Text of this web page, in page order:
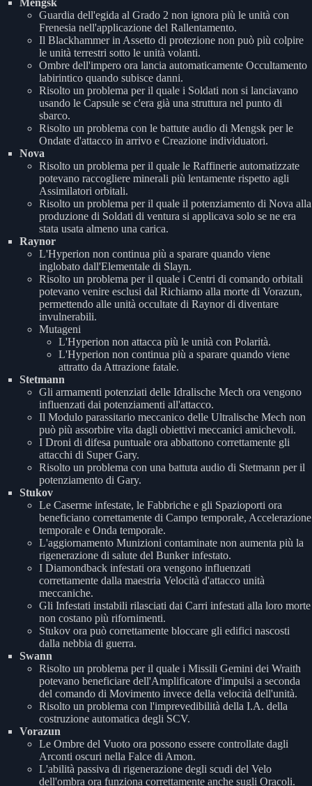
Guardia dell'egida al Grado 2 non ignora più le unità con
Frenesia nell'applicazione del Rallentamento.
Il Blackhammer in Assetto di protezione non può più colpire
le unità terrestri sotto le unità volanti.
Ombre dell'impero ora lancia automaticamente Occultamento
labirintico quando subisce danni.
Risolto un problema per il quale i Soldati non si lanciavano
usando le Capsule se c'era già una struttura nel punto di
sbarco.
Risolto un problema con le battute audio di Mengsk per le
Ondate d'attacco in arrivo e Creazione individuatori.
Nova
Risolto un problema per il quale le Raffinerie automatizzate
potevano raccogliere minerali più lentamente rispetto agli
Assimilatori orbitali.
Risolto un problema per il quale il potenziamento di Nova alla
produzione di Soldati di ventura si applicava solo se ne era
stata usata almeno una carica.
Raynor
L'Hyperion non continua più a sparare quando viene
inglobato dall'Elementale di Slayn.
Risolto un problema per il quale i Centri di comando orbitali
potevano venire esclusi dal Richiamo alla morte di Vorazun,
permettendo alle unità occultate di Raynor di diventare
invulnerabili.
Mutageni
L'Hyperion non attacca più le unità con Polarità.
L'Hyperion non continua più a sparare quando viene
attratto da Attrazione fatale.
Stetmann
Gli armamenti potenziati delle Idralische Mech ora vengono
influenzati dai potenziamenti all'attacco.
Il Modulo parassitario meccanico delle Ultralische Mech non
può più assorbire vita dagli obiettivi meccanici amichevoli.
I Droni di difesa puntuale ora abbattono correttamente gli
attacchi di Super Gary.
Risolto un problema con una battuta audio di Stetmann per il
potenziamento di Gary.
Stukov
Le Caserme infestate, le Fabbriche e gli Spazioporti ora
beneficiano correttamente di Campo temporale, Accelerazione
temporale e Onda temporale.
L'aggiornamento Munizioni contaminate non aumenta più la
rigenerazione di salute del Bunker infestato.
I Diamondback infestati ora vengono influenzati
correttamente dalla maestria Velocità d'attacco unità
meccaniche.
Gli Infestati instabili rilasciati dai Carri infestati alla loro morte
non costano più rifornimenti.
Stukov ora può correttamente bloccare gli edifici nascosti
dalla nebbia di guerra.
Swann
Risolto un problema per il quale i Missili Gemini dei Wraith
potevano beneficiare dell'Amplificatore d'impulsi a seconda
del comando di Movimento invece della velocità dell'unità.
Risolto un problema con l'imprevedibilità della I.A. della
costruzione automatica degli SCV.
Vorazun
Le Ombre del Vuoto ora possono essere controllate dagli
Arconti oscuri nella Falce di Amon.
L'abilità passiva di rigenerazione degli scudi del Velo
dell'ombra ora funziona correttamente anche sugli Oracoli.